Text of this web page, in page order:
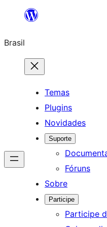
o
conteúdo
Brasil
Temas
Plugins
Novidades
Suporte
Fóruns
Sobre
Participe
Participe